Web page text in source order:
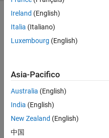
My
que
n is
reg
Ireland (English)
Italia (Italiano)
Luxembourg (English)
Asia-Pacifico
Australia (English)
India (English)
New Zealand (English)
中国